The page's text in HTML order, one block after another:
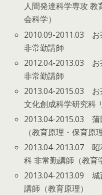
人間発達科学専攻
会科学）
2010.09-2011.03 お
非常勤講師
2012.04-2013.03 お
非常勤講師
2013.04-2015.03 お
文化創成科学研究科
2013.04-2015.03 蒲
（教育原理・保育原理
2013.04-2013.07 昭
科 非常勤講師（教育
2013.04-2013.09 城
講師（教育原理）